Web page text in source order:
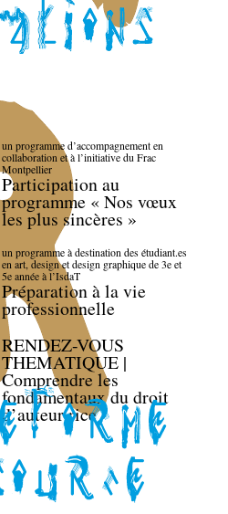
un programme d’accompagnement en
collaboration et à l’initiative du Frac
Montpellier
Participation au
programme « Nos vœux
les plus sincères »
un programme à destination des étudiant.es
en art, design et design graphique de 3e et
5e année à l’IsdaT
Préparation à la vie
professionnelle
RENDEZ-VOUS
THEMATIQUE |
Comprendre les
fondamentaux du droit
d’auteur·rice